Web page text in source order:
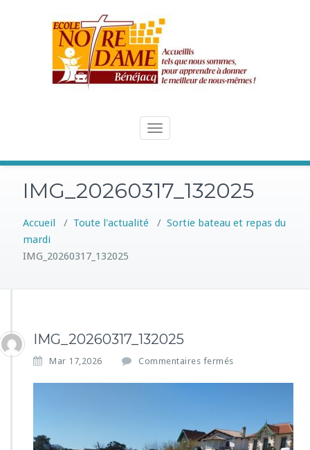
Toggle
IMG_20260317_132025
Accueil / Toute l'actualité / Sortie bateau et repas du
mardi
IMG_20260317_132025
IMG_20260317_132025
Mar 17,2026 Commentaires fermés
G
_